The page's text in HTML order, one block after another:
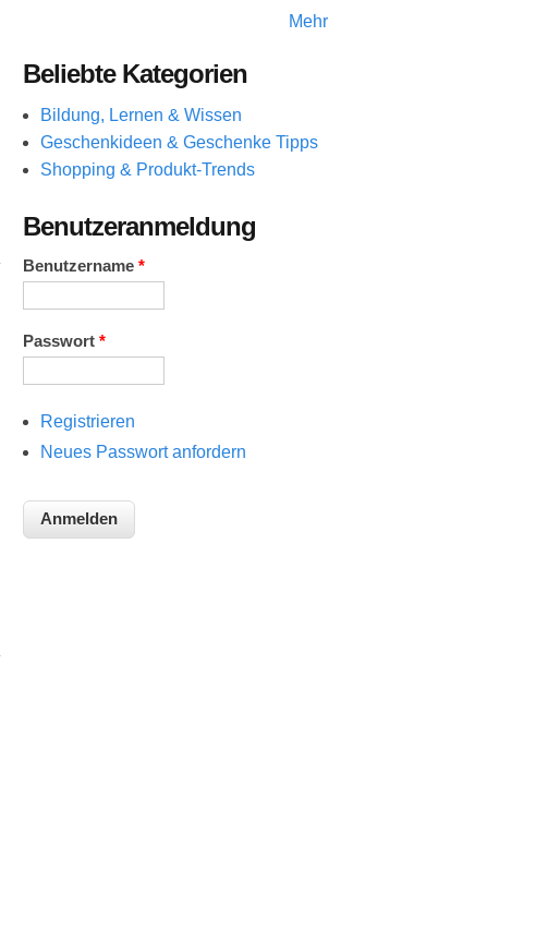
Mehr
Beliebte Kategorien
Bildung, Lernen & Wissen
Geschenkideen & Geschenke Tipps
Shopping & Produkt-Trends
Benutzeranmeldung
Benutzername *
Passwort *
Registrieren
Neues Passwort anfordern